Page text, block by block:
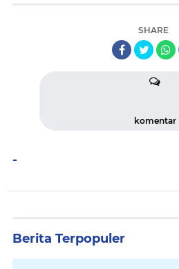
SHARE
komentar
-
Berita Terpopuler